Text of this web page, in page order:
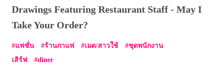
Drawings Featuring Restaurant Staff - May I
Take Your Order?
แฟชั่น ร้านกาแฟ เมด/สาวใช้
ชุดพนักงาน
เสิร์ฟ
diner